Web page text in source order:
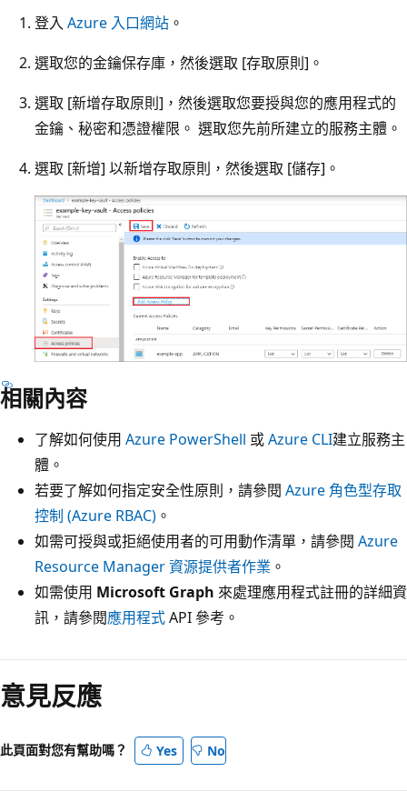
登入 Azure 入口網站 。
選取您的金鑰保存庫，然後選取 [存取原則] 。
選取 [新增存取原則] ，然後選取您要授與您的應用程式的
金鑰、秘密和憑證權限。 選取您先前所建立的服務主體。
選取 [新增] 以新增存取原則，然後選取 [儲存] 。
相關內容
了解如何使用 Azure PowerShell 或Azure CLI建立服務主
體。
若要了解如何指定安全性原則，請參閱 Azure 角色型存取
控制 (Azure RBAC) 。
如需可授與或拒絕使用者的可用動作清單，請參閱 Azure
Resource Manager 資源提供者作業 。
如需使用 Microsoft Graph 來處理應用程式註冊的詳細資
訊，請參閱應用程式API 參考。
意見反應
此頁面對您有幫助嗎？ Yes No